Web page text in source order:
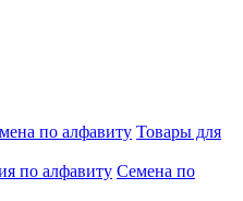
по алфавиту Товары для
по алфавиту Семена по